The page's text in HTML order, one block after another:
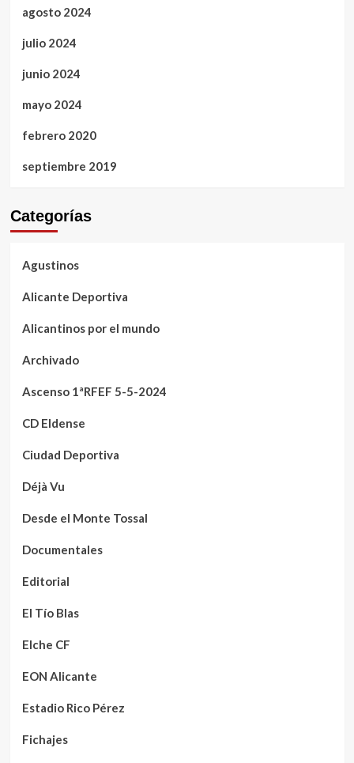
agosto 2024
julio 2024
junio 2024
mayo 2024
febrero 2020
septiembre 2019
Categorías
Agustinos
Alicante Deportiva
Alicantinos por el mundo
Archivado
Ascenso 1ªRFEF 5-5-2024
CD Eldense
Ciudad Deportiva
Déjà Vu
Desde el Monte Tossal
Documentales
Editorial
El Tío Blas
Elche CF
EON Alicante
Estadio Rico Pérez
Fichajes